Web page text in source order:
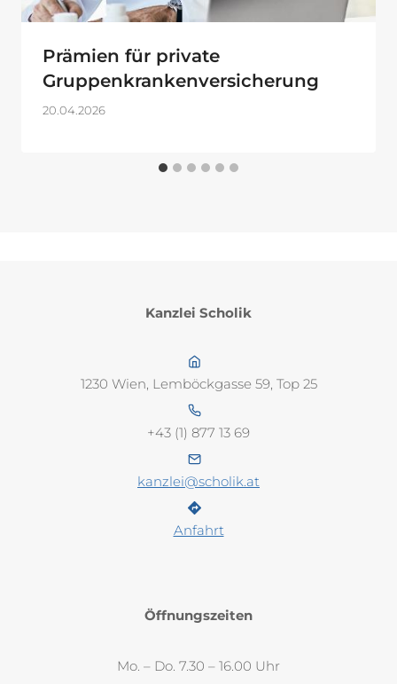
Prämien für private
Gruppenkrankenversicherung
20.04.2026
Kanzlei Scholik
1230 Wien, Lemböckgasse 59, Top 25
+43 (1) 877 13 69
kanzlei@scholik.at
Anfahrt
Öffnungszeiten
Mo. – Do. 7.30 – 16.00 Uhr